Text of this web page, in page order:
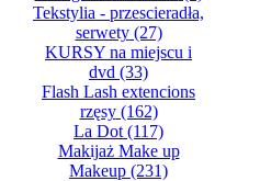
Tekstylia - przescieradła,
serwety(27)
KURSY na miejscu i
dvd (33)
Flash Lash extencions
rzęsy(162)
La Dot (117)
Makijaż Make up
Makeup (231)